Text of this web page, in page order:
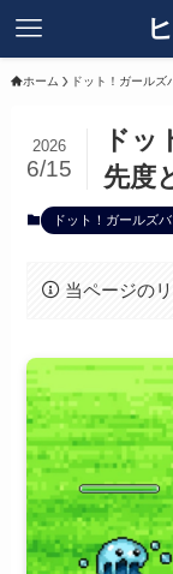
ホーム ドット！ガールズ
ド
先度
2026
6/15
ドット！ガールズ
当ページの